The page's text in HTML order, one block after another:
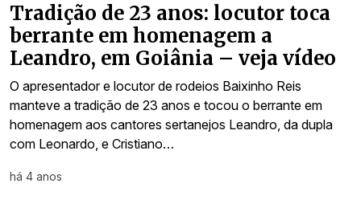
Tradição de 23 anos: locutor toca
berrante em homenagem a
Leandro, em Goiânia – veja vídeo
O apresentador e locutor de rodeios Baixinho Reis
manteve a tradição de 23 anos e tocou o berrante em
homenagem aos cantores sertanejos Leandro, da dupla
com Leonardo, e Cristiano…
há 4 anos